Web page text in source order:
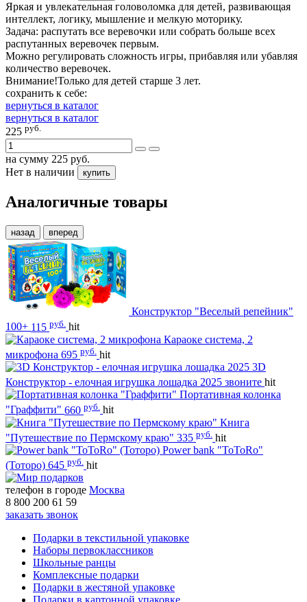
Яркая и увлекательная головоломка для детей, развивающая
интеллект, логику, мышление и мелкую моторику.
Задача: распутать все веревочки или собрать больше всех
распутанных веревочек первым.
Можно регулировать сложность игры, прибавляя или убавляя
количество веревочек.
Внимание!Только для детей старше 3 лет.
сохранить к себе:
вернуться в каталог
вернуться в каталог
225 руб.
на сумму 225 руб.
Нет в наличии
купить
Аналогичные товары
назад вперед
Конструктор "Веселый репейник"
100+ 115 руб. hit
Караоке система, 2
микрофона 695 руб. hit
3D
Конструктор - елочная игрушка лошадка 2025 звоните hit
Портативная колонка
"Граффити" 660 руб. hit
Книга
"Путешествие по Пермскому краю" 335 руб. hit
Power bank "ToToRo"
(Тоторо) 645 руб. hit
телефон в городе Москва
8 800 200 61 59
заказать звонок
Подарки в текстильной упаковке
Наборы первоклассников
Школьные ранцы
Комплексные подарки
Подарки в жестяной упаковке